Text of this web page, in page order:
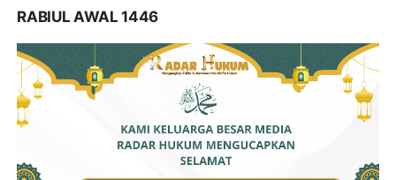
RABIUL AWAL 1446